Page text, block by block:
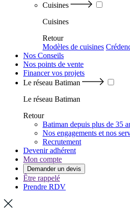
Cuisines
Cuisines
Retour
Modèles de cuisines
Nos Conseils
Nos points de vente
Financer vos projets
Le réseau Batiman
Le réseau Batiman
Retour
Batiman depuis plus de 35
Nos engagements et nos
Recrutement
Devenir adhérent
Mon compte
Demander un devis
Être rappelé
Prendre RDV